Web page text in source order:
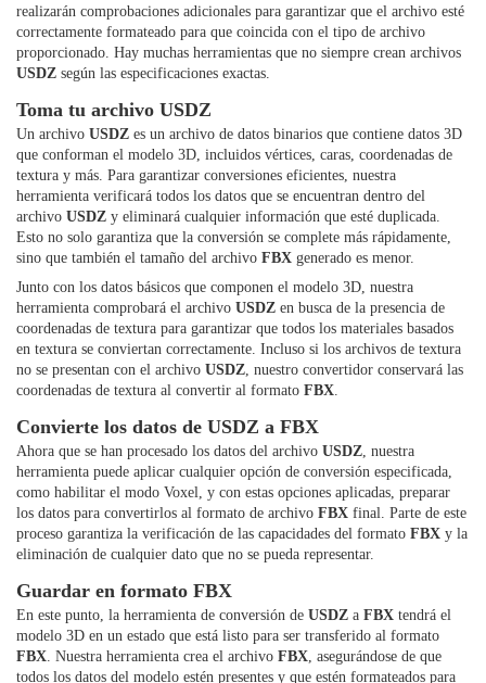
realizarán comprobaciones adicionales para garantizar que el archivo esté
correctamente formateado para que coincida con el tipo de archivo
proporcionado. Hay muchas herramientas que no siempre crean archivos
USDZ según las especificaciones exactas.
Toma tu archivo USDZ
Un archivo USDZ es un archivo de datos binarios que contiene datos 3D
que conforman el modelo 3D, incluidos vértices, caras, coordenadas de
textura y más. Para garantizar conversiones eficientes, nuestra
herramienta verificará todos los datos que se encuentran dentro del
archivo USDZ y eliminará cualquier información que esté duplicada.
Esto no solo garantiza que la conversión se complete más rápidamente,
sino que también el tamaño del archivo FBX generado es menor.
Junto con los datos básicos que componen el modelo 3D, nuestra
herramienta comprobará el archivo USDZ en busca de la presencia de
coordenadas de textura para garantizar que todos los materiales basados ​​
en textura se conviertan correctamente. Incluso si los archivos de textura
no se presentan con el archivo USDZ, nuestro convertidor conservará las
coordenadas de textura al convertir al formato FBX.
Convierte los datos de USDZ a FBX
Ahora que se han procesado los datos del archivo USDZ, nuestra
herramienta puede aplicar cualquier opción de conversión especificada,
como habilitar el modo Voxel, y con estas opciones aplicadas, preparar
los datos para convertirlos al formato de archivo FBX final. Parte de este
proceso garantiza la verificación de las capacidades del formato FBX y la
eliminación de cualquier dato que no se pueda representar.
Guardar en formato FBX
En este punto, la herramienta de conversión de USDZ a FBX tendrá el
modelo 3D en un estado que está listo para ser transferido al formato
FBX. Nuestra herramienta crea el archivo FBX, asegurándose de que
todos los datos del modelo estén presentes y que estén formateados para